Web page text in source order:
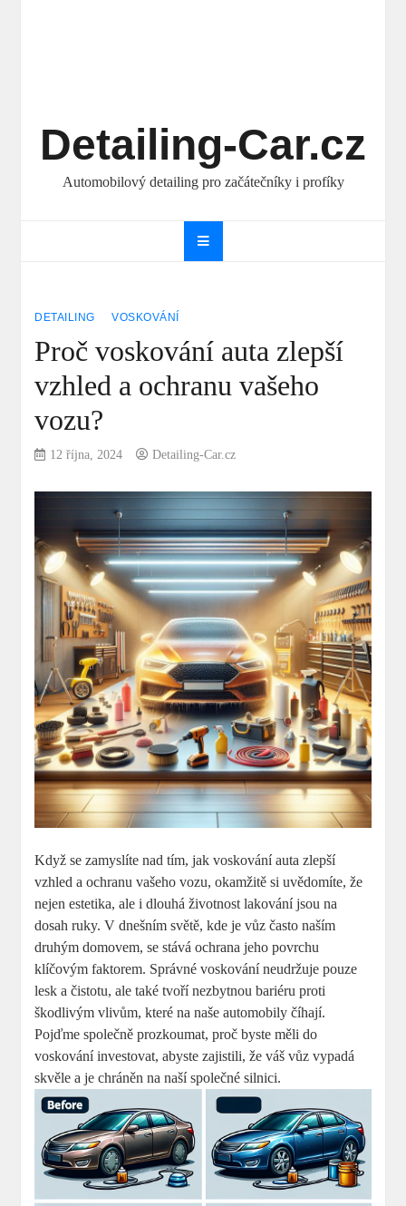
Detailing-Car.cz
Automobilový detailing pro začátečníky i profíky
DETAILING VOSKOVÁNÍ
Proč voskování auta zlepší
vzhled a ochranu vašeho
vozu?
12 října, 2024 Detailing-Car.cz
Když se zamyslíte nad tím, jak voskování auta zlepší
vzhled a ochranu vašeho vozu, okamžitě si uvědomíte, že
nejen estetika, ale i dlouhá životnost lakování jsou na
dosah ruky. V dnešním světě, kde je vůz často naším
druhým domovem, se stává ochrana jeho povrchu
klíčovým faktorem. Správné voskování neudržuje pouze
lesk a čistotu, ale také tvoří nezbytnou bariéru proti
škodlivým vlivům, které na naše automobily číhají.
Pojďme společně prozkoumat, proč byste měli do
voskování investovat, abyste zajistili, že váš vůz vypadá
skvěle a je chráněn na naší společné silnici.